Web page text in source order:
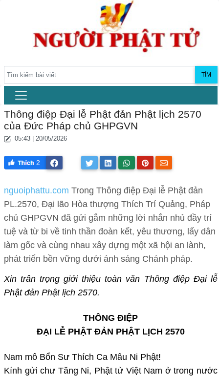
TÌM
Thông điệp Đại lễ Phật đản Phật lịch 2570
của Đức Pháp chủ GHPGVN
05:43 | 20/05/2026
2
nguoiphattu.com Trong Thông điệp Đại lễ Phật đản
PL.2570, Đại lão Hòa thượng Thích Trí Quảng, Pháp
chủ GHPGVN đã gửi gắm những lời nhắn nhủ đầy trí
tuệ và từ bi về tinh thần đoàn kết, yêu thương, lấy dân
làm gốc và cùng nhau xây dựng một xã hội an lành,
phát triển bền vững dưới ánh sáng Chánh pháp.
Xin trân trọng giới thiệu toàn văn Thông điệp Đại lễ
Phật đản Phật lịch 2570.
THÔNG ĐIỆP
ĐẠI LỄ PHẬT ĐẢN PHẬT LỊCH 2570
Nam mô Bổn Sư Thích Ca Mâu Ni Phật!
Kính gửi chư Tăng Ni, Phật tử Việt Nam ở trong nước